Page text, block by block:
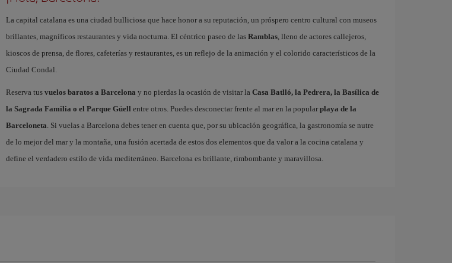
La capital catalana es una ciudad bulliciosa que hace honor a su reputación, un próspero centro cultural con museos
brillantes, magníficos restaurantes y vida nocturna. El céntrico paseo de las Ramblas, lleno de actores callejeros,
kioscos de prensa, de flores, cafeterías y restaurantes, es un reflejo de la animación y el colorido característicos de la
Ciudad Condal.
Reserva tus vuelos baratos a Barcelona y no pierdas la ocasión de visitar la Casa Batlló, la Pedrera, la Basílica de
la Sagrada Familia o el Parque Güell entre otros. Puedes desconectar frente al mar en la popular playa de la
Barceloneta. Si vuelas a Barcelona debes tener en cuenta que, por su ubicación geográfica, la gastronomía se nutre
de lo mejor del mar y la montaña, una fusión acertada de estos dos elementos que da valor a la cocina catalana y
define el verdadero estilo de vida mediterráneo. Barcelona es brillante, rimbombante y maravillosa.